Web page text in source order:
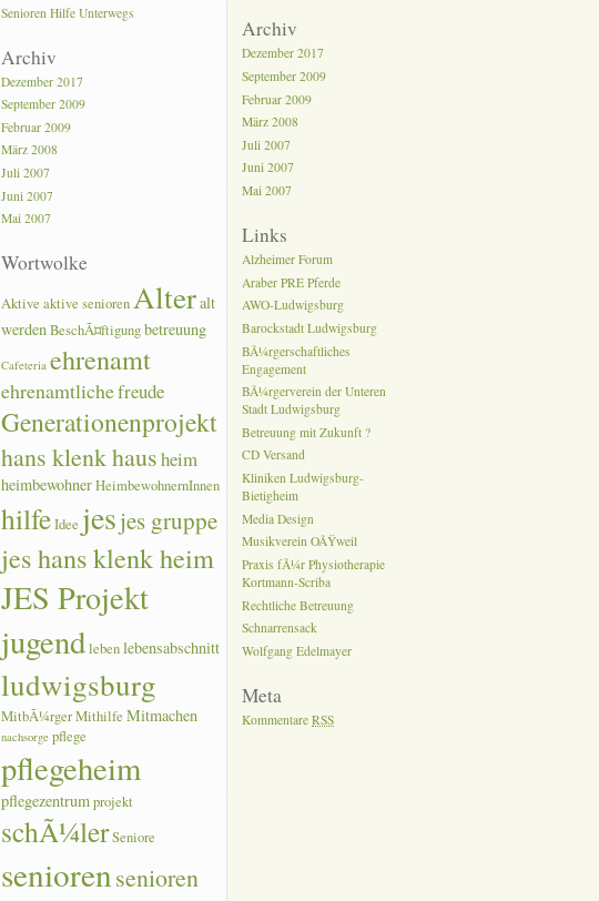
Senioren Hilfe Unterwegs
Archiv
Dezember 2017
September 2009
Februar 2009
März 2008
Juli 2007
Juni 2007
Mai 2007
Wortwolke
Aktive aktive seniorenAlteralt
werdenBeschÃ¤ftigungbetreuung
Cafeteria ehrenamt
ehrenamtlichefreude
Generationenprojekt
hans klenk hausheim
heimbewohnerHeimbewohnernInnen
hilfeIdee jesjes gruppe
jes hans klenk heim
JES Projekt
jugendlebenlebensabschnitt
ludwigsburg
MitbÃ¼rgerMithilfe Mitmachen
nachsorge pflege
pflegeheim
pflegezentrumprojekt
schÃ¼lerSeniore
seniorensenioren
Archiv
Dezember 2017
September 2009
Februar 2009
März 2008
Juli 2007
Juni 2007
Mai 2007
Links
Alzheimer Forum
Araber PRE Pferde
AWO-Ludwigsburg
Barockstadt Ludwigsburg
BÃ¼rgerschaftliches
Engagement
BÃ¼rgerverein der Unteren
Stadt Ludwigsburg
Betreuung mit Zukunft ?
CD Versand
Kliniken Ludwigsburg-
Bietigheim
Media Design
Musikverein OÃŸweil
Praxis fÃ¼r Physiotherapie
Kortmann-Scriba
Rechtliche Betreuung
Schnarrensack
Wolfgang Edelmayer
Meta
KommentareRSS